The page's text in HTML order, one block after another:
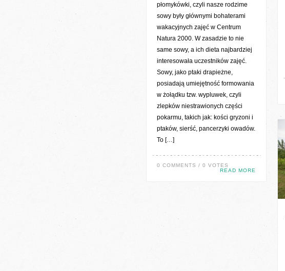
płomykówki, czyli nasze rodzime
sowy były głównymi bohaterami
wakacyjnych zajęć w Centrum
Natura 2000. W zasadzie to nie
same sowy, a ich dieta najbardziej
interesowała uczestników zajęć.
Sowy, jako ptaki drapieżne,
posiadają umiejętność formowania
w żołądku tzw. wypluwek, czyli
zlepków niestrawionych części
pokarmu, takich jak: kości gryzoni i
ptaków, sierść, pancerzyki owadów.
To […]
0 COMMENTS / 0 VOTES
READ MORE